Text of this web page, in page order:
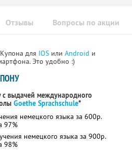
Отзывы Вопросы по акции
для IOS или Android и
Это удобно :)
выдачей международного
Goethe Sprachschule*
немецкого языка за 600р.
97%
немецкого языка за 900р.
98%